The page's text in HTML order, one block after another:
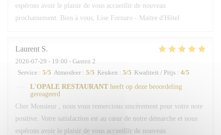
espérons avoir le plaisir de vous accueillir de nouveau
prochainement. Bien à vous, Lise Fornaro - Maitre d'Hôtel
Laurent S
2026-07-29 - 19:00 - Gasten 2
Service : 5/5 Atmosfeer : 5/5 Keuken : 5/5 Kwaliteit / Prijs : 4/5
L'OPALE RESTAURANT heeft op deze beoordeling
gereageerd
Cher Monsieur , nous vous remercions sincèrement pour votre note
positive. Votre satisfaction est au cœur de notre démarche et nous
espérons avoir le plaisir de vous accueillir de nouveau